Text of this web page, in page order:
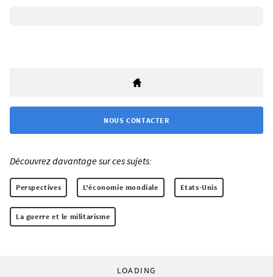
NOUS CONTACTER
Découvrez davantage sur ces sujets:
Perspectives L'économie mondiale Etats-Unis
La guerre et le militarisme
LOADING